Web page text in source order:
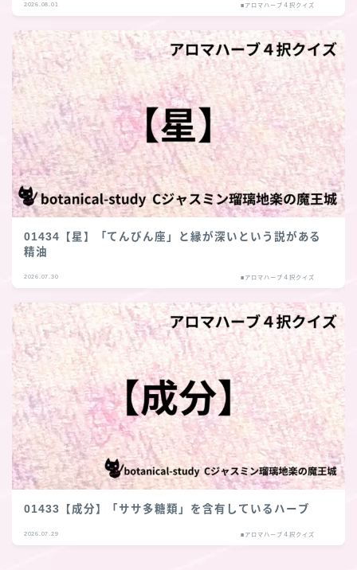
2026.08.01 ■アロマハーブ４択クイズ
01434【星】「てんびん座」と縁が深いという説がある
精油
2026.07.30 ■アロマハーブ４択クイズ
01433【成分】「ササ多糖類」を含有しているハーブ
2026.07.29 ■アロマハーブ４択クイズ